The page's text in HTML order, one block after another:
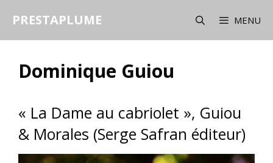
PRESTAPLUME MENU
Dominique Guiou
« La Dame au cabriolet », Guiou
& Morales (Serge Safran éditeur)